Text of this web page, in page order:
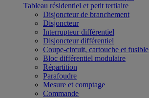
Tableau résidentiel et petit tertiaire
Disjoncteur de branchement
Disjoncteur
Interrupteur différentiel
Disjoncteur différentiel
Coupe-circuit, cartouche et fusible
Bloc différentiel modulaire
Répartition
Parafoudre
Mesure et comptage
Commande